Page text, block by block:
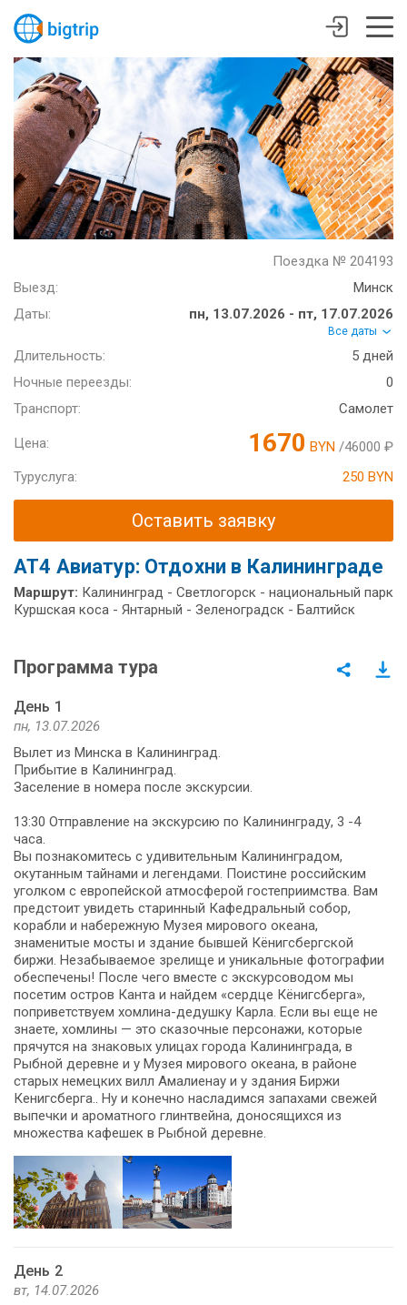
Поездка № 204193
Выезд:
Минск
Даты:
пн, 13.07.2026 - пт, 17.07.2026
Все даты
Длительность:
5 дней
Ночные переезды:
0
Транспорт:
Самолет
Цена: 1670 BYN /46000 ₽
Туруслуга:
250 BYN
Оставить заявку
AT4 Авиатур: Отдохни в Калининграде
Маршрут: Калининград - Светлогорск - национальный парк
Куршская коса - Янтарный - Зеленоградск - Балтийск
Программа тура
День 1
пн, 13.07.2026
Вылет из Минска в Калининград.
Прибытие в Калининград.
Заселение в номера после экскурсии.
13:30 Отправление на экскурсию по Калининграду, 3 -4
часа.
Вы познакомитесь с удивительным Калининградом,
окутанным тайнами и легендами. Поистине российским
уголком с европейской атмосферой гостеприимства. Вам
предстоит увидеть старинный Кафедральный собор,
корабли и набережную Музея мирового океана,
знаменитые мосты и здание бывшей Кёнигсбергской
биржи. Незабываемое зрелище и уникальные фотографии
обеспечены! После чего вместе с экскурсоводом мы
посетим остров Канта и найдем «сердце Кёнигсберга»,
поприветствуем хомлина-дедушку Карла. Если вы еще не
знаете, хомлины — это сказочные персонажи, которые
прячутся на знаковых улицах города Калининграда, в
Рыбной деревне и у Музея мирового океана, в районе
старых немецких вилл Амалиенау и у здания Биржи
Кенигсберга.. Ну и конечно насладимся запахами свежей
выпечки и ароматного глинтвейна, доносящихся из
множества кафешек в Рыбной деревне.
День 2
вт, 14.07.2026